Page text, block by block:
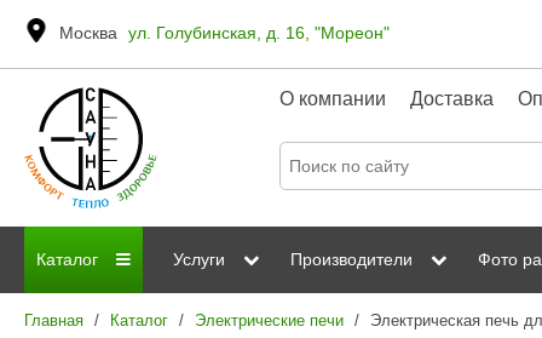
Москва ул. Голубинская, д. 16, "Мореон"
О компании Доставка
Каталог
Дровяные печи
Услуги Производители Фото
Главная / Каталог / Электрические печи /